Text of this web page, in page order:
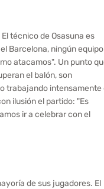
técnico de Osasuna es
Barcelona, ​​ningún equipo
atacamos". Un punto
el balón, son
trabajando intensamente
ilusión el partido: "Es
ir a celebrar con el
de sus jugadores. El